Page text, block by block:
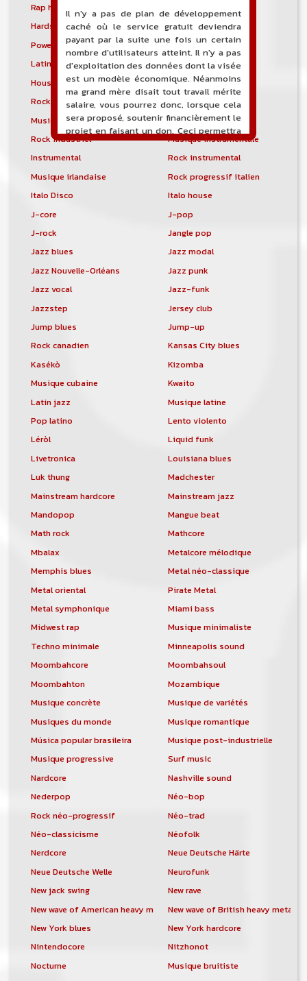
Rap hardcore
Industrial hardcore
Hardstep
Hardstyle
Power noise
Heavenly voices
Latin metal
Musique hindoustanie
House progressive
Tropical house
Rock indépendant
Indietronica
Musique industrielle
Metal industriel
Rock industriel
Musique instrumentale
Instrumental
Rock instrumental
Musique irlandaise
Rock progressif italien
Italo Disco
Italo house
J-core
J-pop
J-rock
Jangle pop
Jazz blues
Jazz modal
Jazz Nouvelle-Orléans
Jazz punk
Jazz vocal
Jazz-funk
Jazzstep
Jersey club
Jump blues
Jump-up
Rock canadien
Kansas City blues
Kasékò
Kizomba
Musique cubaine
Kwaito
Latin jazz
Musique latine
Pop latino
Lento violento
Léròl
Liquid funk
Livetronica
Louisiana blues
Luk thung
Madchester
Mainstream hardcore
Mainstream jazz
Mandopop
Mangue beat
Math rock
Mathcore
Mbalax
Metalcore mélodique
Memphis blues
Metal néo-classique
Metal oriental
Pirate Metal
Metal symphonique
Miami bass
Midwest rap
Musique minimaliste
Techno minimale
Minneapolis sound
Moombahcore
Moombahsoul
Moombahton
Mozambique
Musique concrète
Musique de variétés
Musiques du monde
Musique romantique
Música popular brasileira
Musique post-industrielle
Musique progressive
Surf music
Nardcore
Nashville sound
Nederpop
Néo-bop
Rock néo-progressif
Néo-trad
Néo-classicisme
Néofolk
Nerdcore
Neue Deutsche Härte
Neue Deutsche Welle
Neurofunk
New jack swing
New rave
New wave of American heavy metalNew wave of British heavy metal
New York blues
New York hardcore
Nintendocore
Nitzhonot
Nocturne
Musique bruitiste
Il n'y a pas de plan de développement
caché où le service gratuit deviendra
payant par la suite une fois un certain
nombre d'utilisateurs atteint. Il n'y a pas
d'exploitation des données dont la visée
est un modèle économique. Néanmoins
ma grand mère disait tout travail mérite
salaire, vous pourrez donc, lorsque cela
sera proposé, soutenir financièrement le
projet en faisant un don. Ceci permettra
de financer l'hébergement, le nom de
domaine, les heures de maintenance et
une campagne de communication. Il va
de soit que l'ensemble de la
comptabilité sera totalement publique
visible directement sur le site.
Un nouveau service de petites annonces
pour musicien vous est proposé sur le
site. Ce service permet, lorsque vous
êtes musiciens ou un groupe, un
musicen(s) ou un groupe, un orchestre,
un DJ, etc...